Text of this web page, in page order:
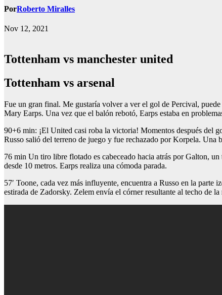
PorRoberto Miralles
Nov 12, 2021
Tottenham vs manchester united
tottenham vs arsenal
Fue un gran final. Me gustaría volver a ver el gol de Percival,
Mary Earps. Una vez que el balón rebotó, Earps estaba en
90+6 min: ¡El United casi roba la victoria! Momentos después del
Russo salió del terreno de juego y fue rechazado por Korpela. Una
76 min Un tiro libre flotado es cabeceado hacia atrás por Galton,
desde 10 metros. Earps realiza una cómoda parada.
57′ Toone, cada vez más influyente, encuentra a Russo en la
estirada de Zadorsky. Zelem envía el córner resultante al techo de